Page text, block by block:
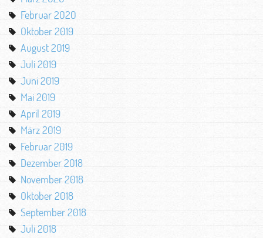
Februar 2020
Oktober 2019
August 2019
Juli 2019
Juni 2019
Mai 2019
April 2019
März 2019
Februar 2019
Dezember 2018
November 2018
Oktober 2018
September 2018
Juli 2018